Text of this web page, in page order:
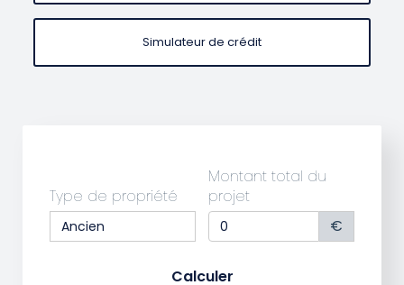
Simulateur de crédit